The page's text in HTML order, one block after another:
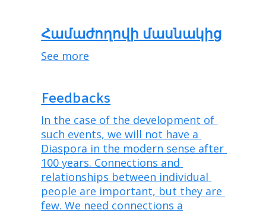
Համաժողովի մասնակից
See more
Feedbacks
In the case of the development of
such events, we will not have a
Diaspora in the modern sense after
100 years. Connections and
relationships between individual
people are important, but they are
few. We need connections a